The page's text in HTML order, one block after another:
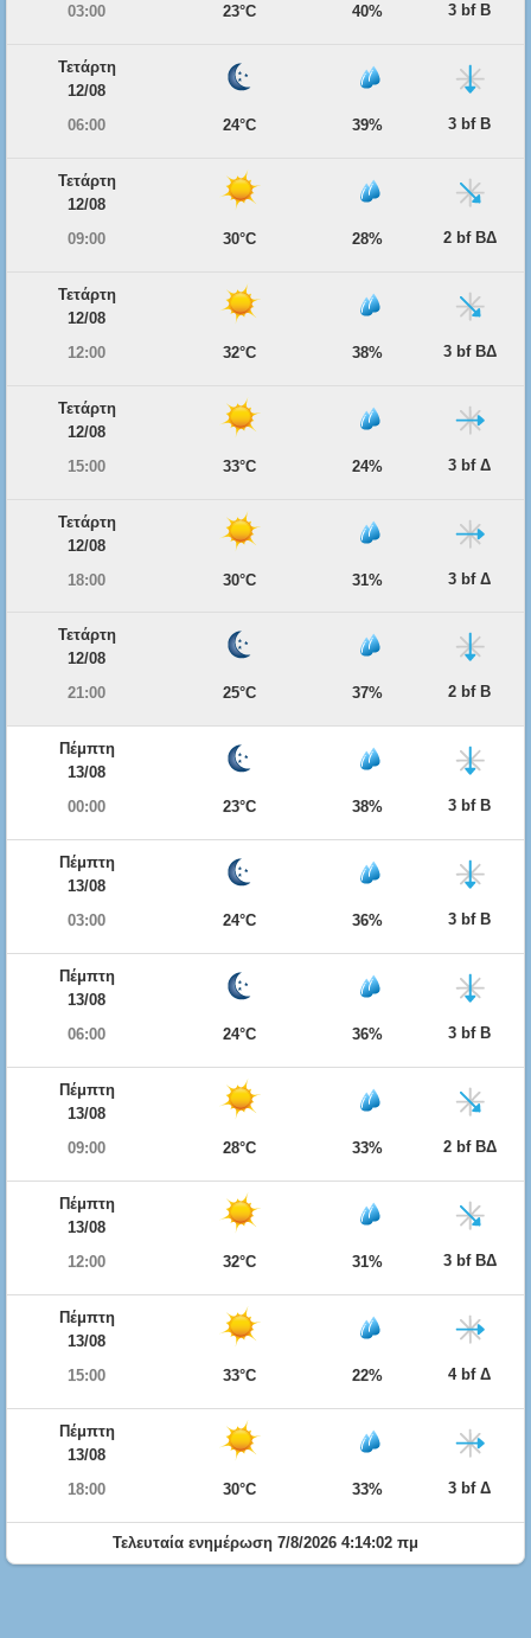
03:00
23°C 40% 3 bf Β
Τετάρτη
12/08
06:00
24°C 39% 3 bf Β
Τετάρτη
12/08
09:00
30°C 28% 2 bf ΒΔ
Τετάρτη
12/08
12:00
32°C 38% 3 bf ΒΔ
Τετάρτη
12/08
15:00
33°C 24% 3 bf Δ
Τετάρτη
12/08
18:00
30°C 31% 3 bf Δ
Τετάρτη
12/08
21:00
25°C 37% 2 bf Β
Πέμπτη
13/08
00:00
23°C 38% 3 bf Β
Πέμπτη
13/08
03:00
24°C 36% 3 bf Β
Πέμπτη
13/08
06:00
24°C 36% 3 bf Β
Πέμπτη
13/08
09:00
28°C 33% 2 bf ΒΔ
Πέμπτη
13/08
12:00
32°C 31% 3 bf ΒΔ
Πέμπτη
13/08
15:00
33°C 22% 4 bf Δ
Πέμπτη
13/08
18:00
30°C 33% 3 bf Δ
Τελευταία ενημέρωση 7/8/2026 4:14:02 πμ